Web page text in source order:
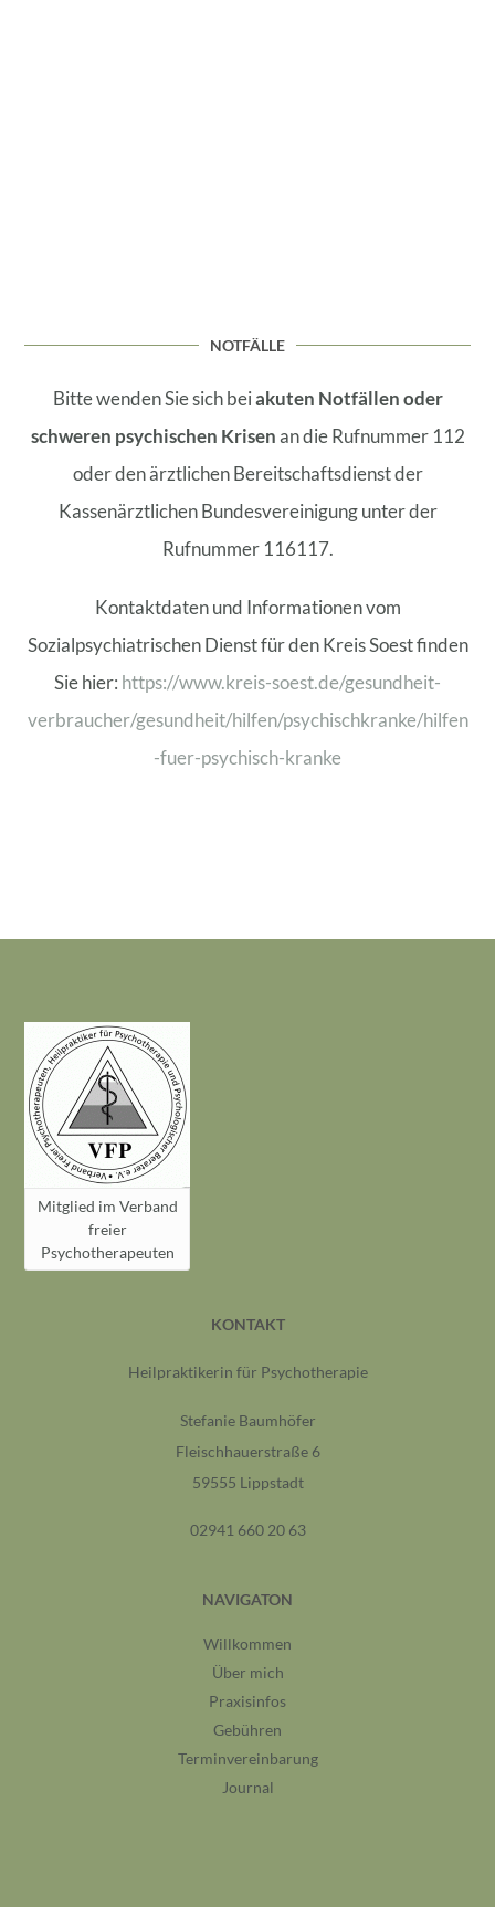
NOTFÄLLE
Bitte wenden Sie sich beiakuten Notfällen oder
schweren psychischen Krisenan die Rufnummer 112
oder den ärztlichen Bereitschaftsdienst der
Kassenärztlichen Bundesvereinigung unter der
Rufnummer 116117.
Kontaktdaten und Informationen vom
Sozialpsychiatrischen Dienst für den Kreis Soest finden
Sie hier: https://www.kreis-soest.de/gesundheit-
verbraucher/gesundheit/hilfen/psychischkranke/hilfen
-fuer-psychisch-kranke
Mitglied im Verband
freier
Psychotherapeuten
KONTAKT
Heilpraktikerin für Psychotherapie
Stefanie Baumhöfer
Fleischhauerstraße 6
59555 Lippstadt
02941 660 20 63
NAVIGATON
Willkommen
Über mich
Praxisinfos
Gebühren
Terminvereinbarung
Journal